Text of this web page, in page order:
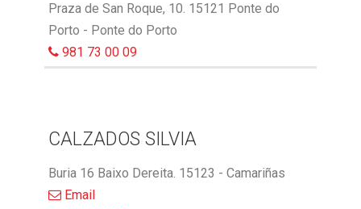
Praza de San Roque, 10. 15121 Ponte do
Porto - Ponte do Porto
981 73 00 09
CALZADOS SILVIA
Buria 16 Baixo Dereita. 15123 - Camariñas
Email